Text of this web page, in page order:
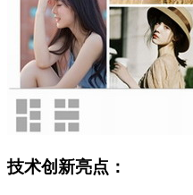
技术创新亮点：